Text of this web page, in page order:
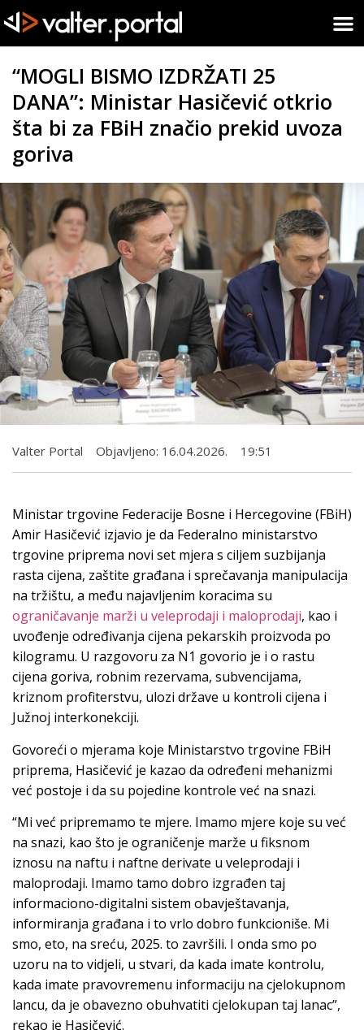
“MOGLI BISMO IZDRŽATI 25
DANA”: Ministar Hasičević otkrio
šta bi za FBiH značio prekid uvoza
goriva
Valter Portal Objavljeno: 16.04.2026. 19:51
Ministar trgovine Federacije Bosne i Hercegovine (FBiH)
Amir Hasičević izjavio je da Federalno ministarstvo
trgovine priprema novi set mjera s ciljem suzbijanja
rasta cijena, zaštite građana i sprečavanja manipulacija
na tržištu, a među najavljenim koracima su
ograničavanje marži u veleprodaji i maloprodaji, kao i
uvođenje određivanja cijena pekarskih proizvoda po
kilogramu. U razgovoru za N1 govorio je i o rastu
cijena goriva, robnim rezervama, subvencijama,
kriznom profiterstvu, ulozi države u kontroli cijena i
Južnoj interkonekciji.
Govoreći o mjerama koje Ministarstvo trgovine FBiH
priprema, Hasičević je kazao da određeni mehanizmi
već postoje i da su pojedine kontrole već na snazi.
“Mi već pripremamo te mjere. Imamo mjere koje su već
na snazi, kao što je ograničenje marže u fiksnom
iznosu na naftu i naftne derivate u veleprodaji i
maloprodaji. Imamo tamo dobro izgrađen taj
informaciono-digitalni sistem obavještavanja,
informiranja građana i to vrlo dobro funkcioniše. Mi
smo, eto, na sreću, 2025. to završili. I onda smo po
uzoru na to vidjeli, u stvari, da kada imate kontrolu,
kada imate pravovremenu informaciju na cjelokupnom
lancu, da je obavezno obuhvatiti cjelokupan taj lanac”,
rekao je Hasičević.